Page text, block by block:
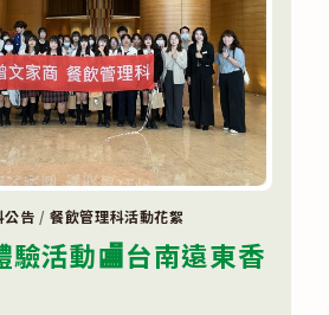
公告 /餐飲管理科活動花絮
驗活動🏬台南遠東香